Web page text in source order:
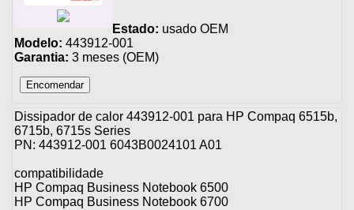
Estado: usado OEM
Modelo: 443912-001
Garantia: 3 meses (OEM)
Dissipador de calor 443912-001 para HP Compaq 6515b,
6715b, 6715s Series
PN: 443912-001 6043B0024101 A01
compatibilidade
HP Compaq Business Notebook 6500
HP Compaq Business Notebook 6700